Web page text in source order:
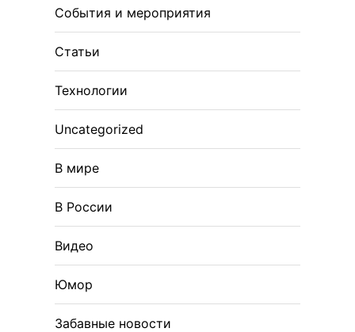
События и мероприятия
Статьи
Технологии
Uncategorized
В мире
В России
Видео
Юмор
Забавные новости